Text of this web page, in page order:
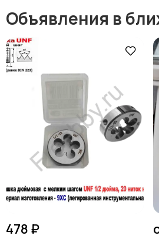
Объявления в
478 ₽